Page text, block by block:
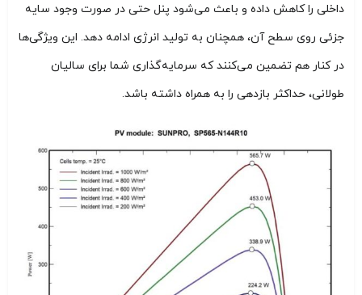
داخلی را کاهش داده و باعث می‌شود پنل حتی در صورت وجود سایه
جزئی روی سطح آن، همچنان به تولید انرژی ادامه دهد. این ویژگی‌ها
در کنار هم تضمین می‌کنند که سرمایه‌گذاری شما برای سالیان
طولانی، حداکثر بازدهی را به همراه داشته باشد.